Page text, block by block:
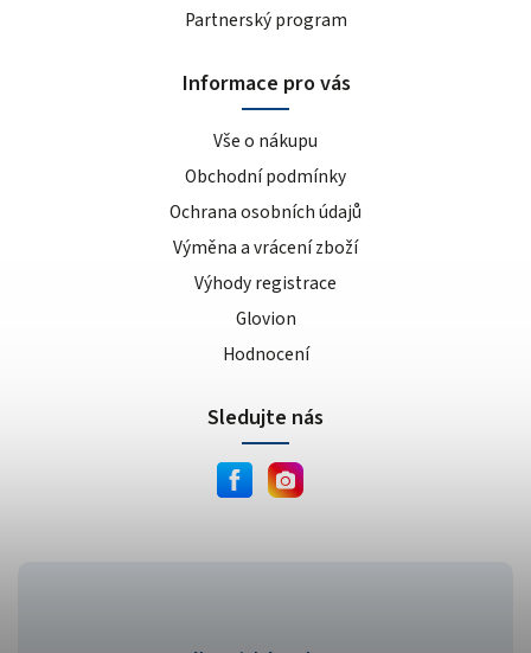
Partnerský program
Informace pro vás
Vše o nákupu
Obchodní podmínky
Ochrana osobních údajů
Výměna a vrácení zboží
Výhody registrace
Glovion
Hodnocení
Sledujte nás